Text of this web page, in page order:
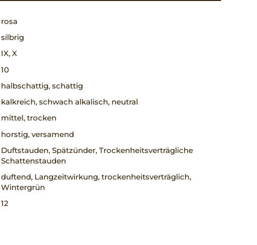
rosa
silbrig
IX, X
10
halbschattig, schattig
kalkreich, schwach alkalisch, neutral
mittel, trocken
horstig, versamend
Duftstauden, Spätzünder, Trockenheitsverträgliche
Schattenstauden
duftend, Langzeitwirkung, trockenheitsverträglich,
Wintergrün
12